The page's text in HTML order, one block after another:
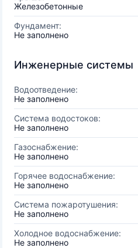
Железобетонные
Фундамент:
Не заполнено
Инженерные системы
Водоотведение:
Не заполнено
Система водостоков:
Не заполнено
Газоснабжение:
Не заполнено
Горячее водоснабжение:
Не заполнено
Система пожаротушения:
Не заполнено
Холодное водоснабжение:
Не заполнено